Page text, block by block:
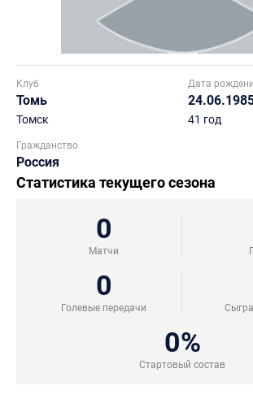
Клуб
Томь
Томск
Дата
41 год
Гражданство
Россия
Статистика текущего сезона
0
Матчи
0
Голевые передачи
0%
Стартовый состав